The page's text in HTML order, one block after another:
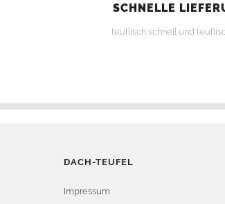
SCHNELLE
teuflisch schnell und
DACH-TEUFEL
Impressum